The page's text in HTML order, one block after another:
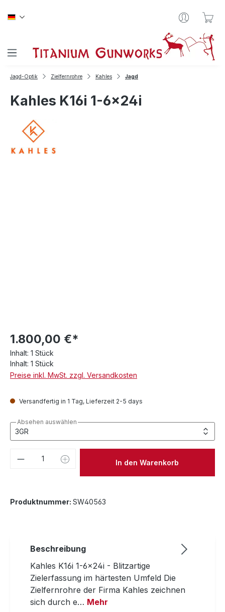
Jagd-Optik Zielfernrohre Kahles Jagd
Kahles K16i 1-6x24i
1.800,00 €*
Inhalt: 1 Stück
Inhalt: 1 Stück
Preise inkl. MwSt. zzgl. Versandkosten
Versandfertig in 1 Tag, Lieferzeit 2-5 days
Absehen auswählen
Produkt Anzahl: Gib denIn den Warenkorb
Produktnummer: SW40563
Beschreibung
Kahles K16i 1-6x24i - Blitzartige
Zielerfassung im härtesten Umfeld Die
Zielfernrohre der Firma Kahles zeichnen
sich durch e… Mehr